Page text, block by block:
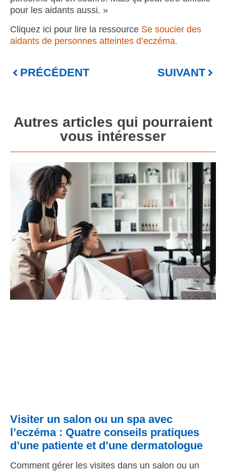
pour les aidants aussi. »
Cliquez ici pour lire la ressource Se soucier des
aidants de personnes atteintes d’eczéma.
PRÉCÉDENT SUIVANT
Autres articles qui pourraient
vous intéresser
Visiter un salon ou un spa avec
l’eczéma : Quatre conseils pratiques
d’une patiente et d’une dermatologue
Comment gérer les visites dans un salon ou un